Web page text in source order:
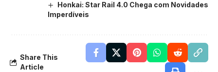
Honkai: Star Rail 4.0 Chega com Novidades
Imperdíveis
Share This
Article